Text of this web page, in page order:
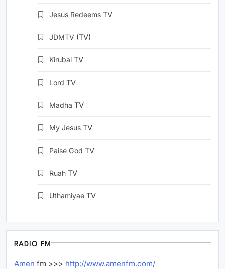
Jesus Redeems TV
JDMTV (TV)
Kirubai TV
Lord TV
Madha TV
My Jesus TV
Paise God TV
Ruah TV
Uthamiyae TV
RADIO FM
Amen fm >>> http://www.amenfm.com/